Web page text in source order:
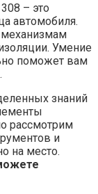
– это
автомобиля.
механизмам
Умение
поможет вам
знаний
рассмотрим
и
на место.